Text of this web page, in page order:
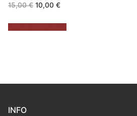
15,00€ Il
prezzo
era:
15,00 €.
10,00 €Il
è:
10,00 €.
INFO